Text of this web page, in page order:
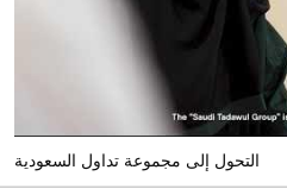
التحول إلى مجموعة تداول السعودية